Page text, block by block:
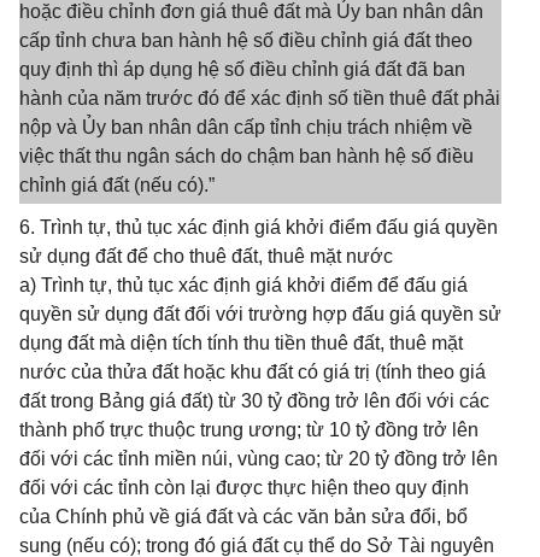
hoặc điều chỉnh đơn giá thuê đất mà Ủy ban nhân dân
cấp tỉnh chưa ban hành hệ số điều chỉnh giá đất theo
quy định thì áp dụng hệ số điều chỉnh giá đất đã ban
hành của năm trước đó để xác định số tiền thuê đất phải
nộp và Ủy ban nhân dân cấp tỉnh chịu trách nhiệm về
việc thất thu ngân sách do chậm ban hành hệ số điều
chỉnh giá đất (nếu có).”
6. Trình tự, thủ tục xác định giá khởi điểm đấu giá quyền
sử dụng đất để cho thuê đất, thuê mặt nước
a) Trình tự, thủ tục xác định giá khởi điểm để đấu giá
quyền sử dụng đất đối với trường hợp đấu giá quyền sử
dụng đất mà diện tích tính thu tiền thuê đất, thuê mặt
nước của thửa đất hoặc khu đất có giá trị (tính theo giá
đất trong Bảng giá đất) từ 30 tỷ đồng trở lên đối với các
thành phố trực thuộc trung ương; từ 10 tỷ đồng trở lên
đối với các tỉnh miền núi, vùng cao; từ 20 tỷ đồng trở lên
đối với các tỉnh còn lại được thực hiện theo quy định
của Chính phủ về giá đất và các văn bản sửa đổi, bổ
sung (nếu có); trong đó giá đất cụ thể do Sở Tài nguyên